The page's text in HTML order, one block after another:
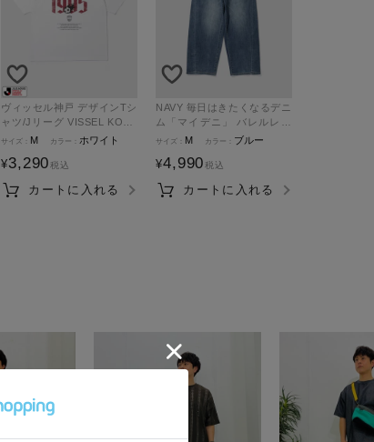
ヴィッセル神戸 デザインTシ
ャツ/Jリーグ VISSEL KOBE
メンズ メール便 対応商品
M ホワイト
¥3,290 税込
カートに入れる
NAVY 毎日はきたくなるデニ
ム「マイデニ」 バレルレッ
グ ワイドパンツ メンズ
M ブルー
¥4,990 税込
カートに入れる